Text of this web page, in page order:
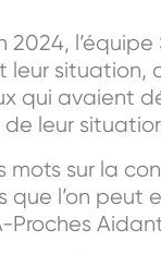
qui avaient
de leur
sur la
l’on